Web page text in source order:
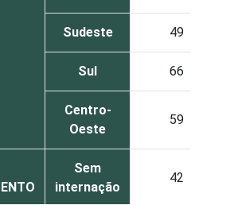
Sudeste 49
Sul 66
Centro-
Oeste
59
Sem
internação
42